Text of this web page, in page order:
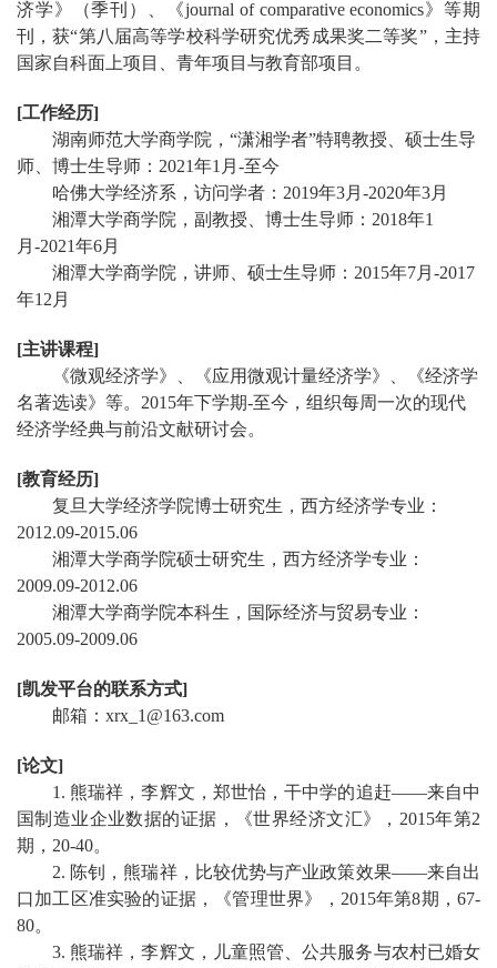
济学》（季刊）、《journal of comparative economics》等期
刊，获“第八届高等学校科学研究优秀成果奖二等奖”，主持
国家自科面上项目、青年项目与教育部项目。
[工作经历]
湖南师范大学商学院， “潇湘学者”特聘教授、硕士生导
师、博士生导师： 2021年1 月 -至今
哈佛大学经济系，访问学者： 2019年3月 -2020年3月
湘潭大学商学院，副教授、博士生导师： 2018年1
月 -2021年6月
湘潭大学商学院，讲师、硕士生导师： 2015年7月 -2017
年1 2 月
[主讲课程]
《微观经济学》、《应用微观计量经济学》、《经济学
名著选读》等。 2015年下学期-至今，组织每周一次的现代
经济学经典与前沿文献研讨会。
[教育经历]
复旦大学经济学院博士研究生，西方经济学专业：
2012.09-2015.06
湘潭大学商学院硕士研究生，西方经济学专业：
2009.09-2012.06
湘潭大学商学院本科生，国际经济与贸易专业：
2005.09-2009.06
[凯发平台的联系方式]
邮箱： xrx 1@163.com
[论文]
1. 熊瑞祥，李辉文，郑世怡，干中学的追赶——来自中
国制造业企业数据的证据，《世界经济文汇》， 2015年第2
期， 20-40。
2. 陈钊，熊瑞祥，比较优势与产业政策效果——来自出
口加工区准实验的证据，《管理世界》， 2015年第8期， 67-
80。
3. 熊瑞祥，李辉文，儿童照管、公共服务与农村已婚女